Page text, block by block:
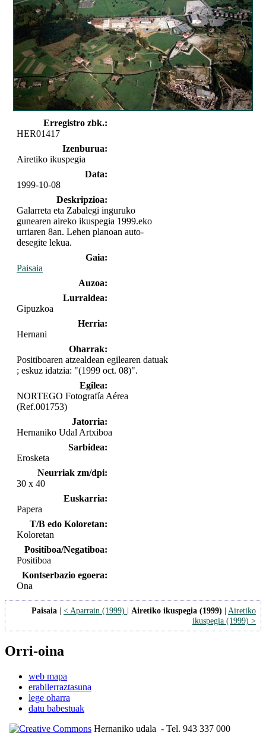
Erregistro zbk.:
HER01417
Izenburua:
Airetiko ikuspegia
Data:
1999-10-08
Deskripzioa:
Galarreta eta Zabalegi inguruko
gunearen aireko ikuspegia 1999.eko
urriaren 8an. Lehen planoan auto-
desegite lekua.
Gaia:
Paisaia
Auzoa:
Lurraldea:
Gipuzkoa
Herria:
Hernani
Oharrak:
Positiboaren atzealdean egilearen datuak
; eskuz idatzia: "(1999 oct. 08)".
Egilea:
NORTEGO Fotografía Aérea
(Ref.001753)
Jatorria:
Hernaniko Udal Artxiboa
Sarbidea:
Erosketa
Neurriak zm/dpi:
30 x 40
Euskarria:
Papera
T/B edo Koloretan:
Koloretan
Positiboa/Negatiboa:
Positiboa
Kontserbazio egoera:
Ona
Paisaia | < Aparrain (1999) | Airetiko ikuspegia (1999) | Airetiko
ikuspegia (1999) >
Orri-oina
web mapa
erabilerraztasuna
lege oharra
datu babestuak
Hernaniko udala - Tel. 943 337 000